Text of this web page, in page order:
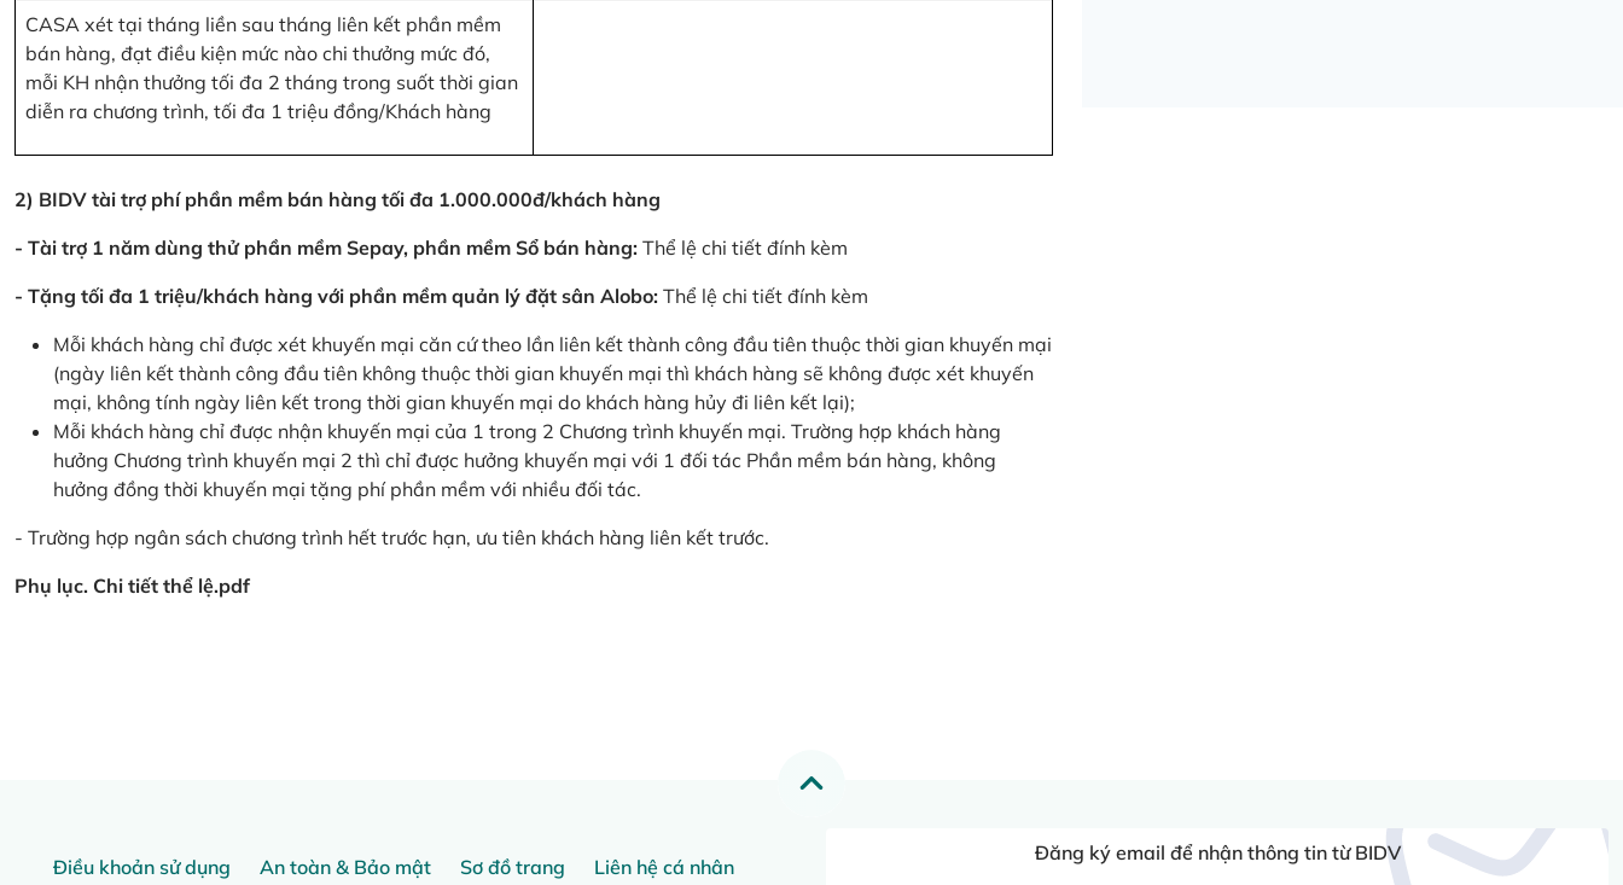
CASA xét tại tháng liền sau tháng liên kết phần mềm
bán hàng, đạt điều kiện mức nào chi thưởng mức đó,
mỗi KH nhận thưởng tối đa 2 tháng trong suốt thời gian
diễn ra chương trình, tối đa 1 triệu đồng/Khách hàng
2) BIDV tài trợ phí phần mềm bán hàng tối đa 1.000.000đ/khách hàng
- Tài trợ 1 năm dùng thử phần mềm Sepay, phần mềm Sổ bán hàng: Thể lệ chi tiết đính kèm
- Tặng tối đa 1 triệu/khách hàng với phần mềm quản lý đặt sân Alobo: Thể lệ chi tiết đính kèm
Mỗi khách hàng chỉ được xét khuyến mại căn cứ theo lần liên kết thành công đầu tiên thuộc thời gian khuyến mại
(ngày liên kết thành công đầu tiên không thuộc thời gian khuyến mại thì khách hàng sẽ không được xét khuyến
mại, không tính ngày liên kết trong thời gian khuyến mại do khách hàng hủy đi liên kết lại);
Mỗi khách hàng chỉ được nhận khuyến mại của 1 trong 2 Chương trình khuyến mại. Trường hợp khách hàng
hưởng Chương trình khuyến mại 2 thì chỉ được hưởng khuyến mại với 1 đối tác Phần mềm bán hàng, không
hưởng đồng thời khuyến mại tặng phí phần mềm với nhiều đối tác.
- Trường hợp ngân sách chương trình hết trước hạn, ưu tiên khách hàng liên kết trước.
Phụ lục. Chi tiết thể lệ.pdf
Điều khoản sử dụng An toàn & Bảo mật Sơ đồ trang
Liên hệ cá nhân
Đăng ký email để nhận thông tin từ BIDV